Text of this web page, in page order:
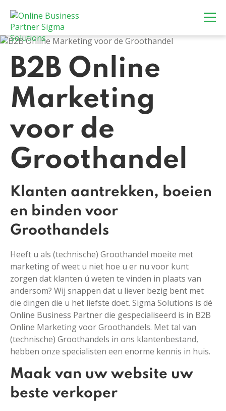
B2B Online
Marketing
voor de
Groothandel
Klanten aantrekken, boeien
en binden voor
Groothandels
Heeft u als (technische) Groothandel moeite met
marketing of weet u niet hoe u er nu voor kunt
zorgen dat klanten ú weten te vinden in plaats van
andersom? Wij snappen dat u liever bezig bent met
die dingen die u het liefste doet. Sigma Solutions is dé
Online Business Partner die gespecialiseerd is in B2B
Online Marketing voor Groothandels. Met tal van
(technische) Groothandels in ons klantenbestand,
hebben onze specialisten een enorme kennis in huis.
Maak van uw website uw
beste verkoper